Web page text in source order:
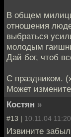
В общем
отношения
выбраться
молодым
Дай бог, чтоб
С праздником.
Может
Костян »
#13 | 10.11.04 11:20
Извините